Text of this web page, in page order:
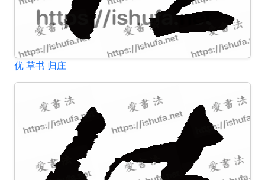
优草书 归庄